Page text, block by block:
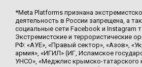
*Meta Platforms признана
деятельность в России запрещена, а
социальные сети Facebook и Instagram
Экстремистские и террористические
РФ: «АУЕ», «Правый сектор», «Азов»,
армия», «ИГИЛ» (ИГ, Исламское
УНСО», «Меджлис крымско-татарского